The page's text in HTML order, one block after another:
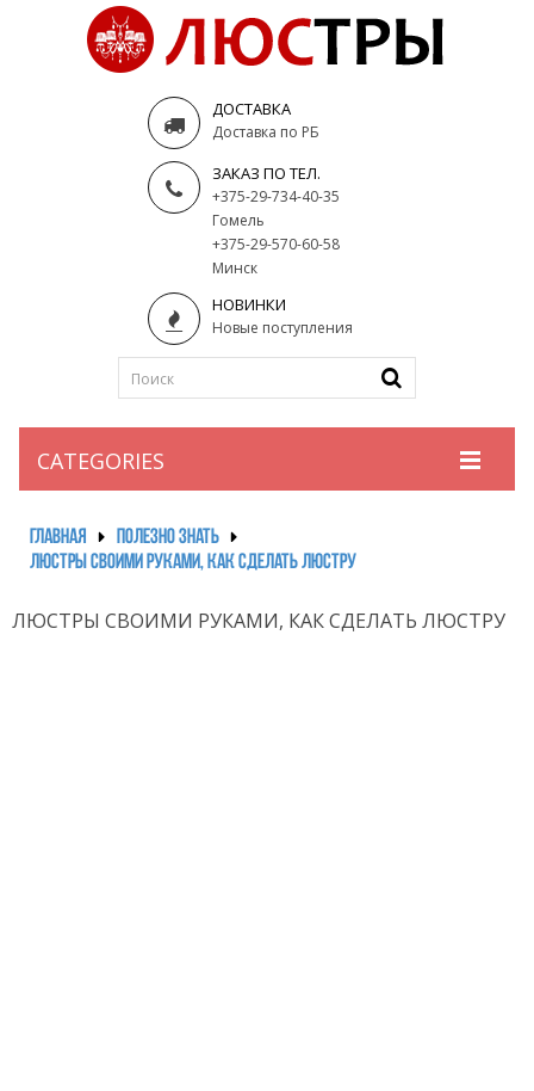
ДОСТАВКА
Доставка по РБ
ЗАКАЗ ПО ТЕЛ.
+375-29-734-40-35
Гомель
+375-29-570-60-58
Минск
НОВИНКИ
Новые поступления
CATEGORIES
ГЛАВНАЯ
ПОЛЕЗНО ЗНАТЬ
ЛЮСТРЫ СВОИМИ РУКАМИ, КАК СДЕЛАТЬ ЛЮСТРУ
ЛЮСТРЫ СВОИМИ РУКАМИ, КАК СДЕЛАТЬ ЛЮСТРУ